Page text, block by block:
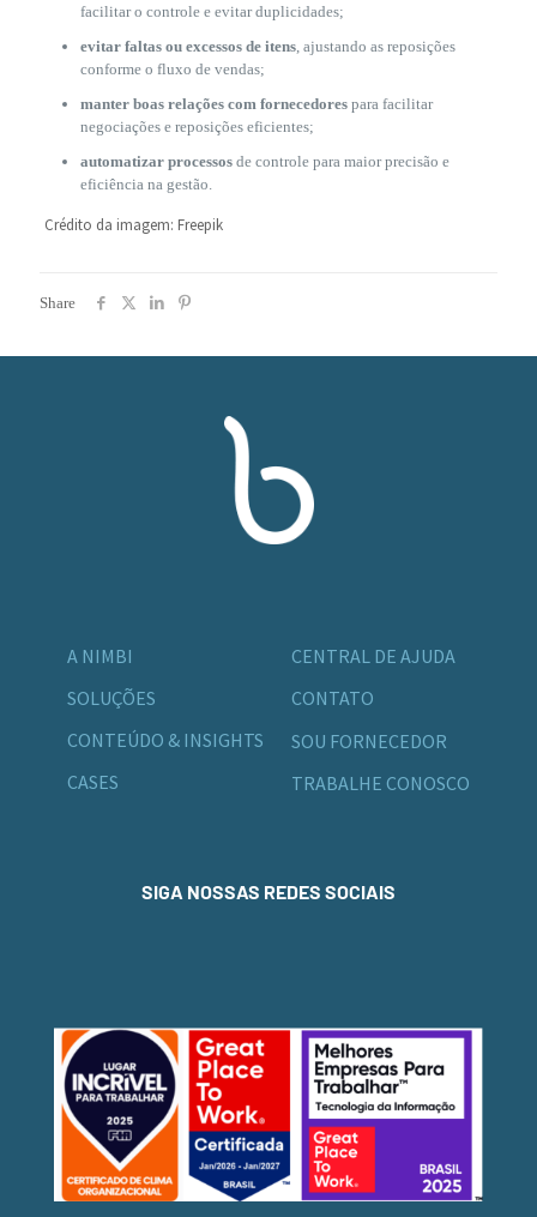
facilitar o controle e evitar duplicidades;
evitar faltas ou excessos de itens, ajustando as reposições
conforme o fluxo de vendas;
manter boas relações com fornecedorespara facilitar
negociações e reposições eficientes;
automatizar processosde controle para maior precisão e
eficiência na gestão.
Crédito da imagem: Freepik
Share
A NIMBI
SOLUÇÕES
CONTEÚDO & INSIGHTS
CASES
CENTRAL DE AJUDA
CONTATO
SOU FORNECEDOR
TRABALHE CONOSCO
SIGA NOSSAS REDES SOCIAIS